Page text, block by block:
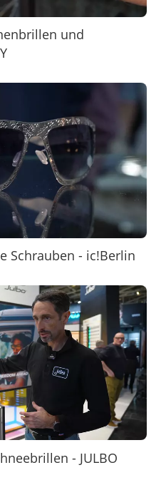
und
Schrauben - ic!Berlin
- JULBO